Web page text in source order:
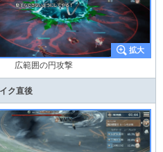
広範囲の円攻撃
ク直後